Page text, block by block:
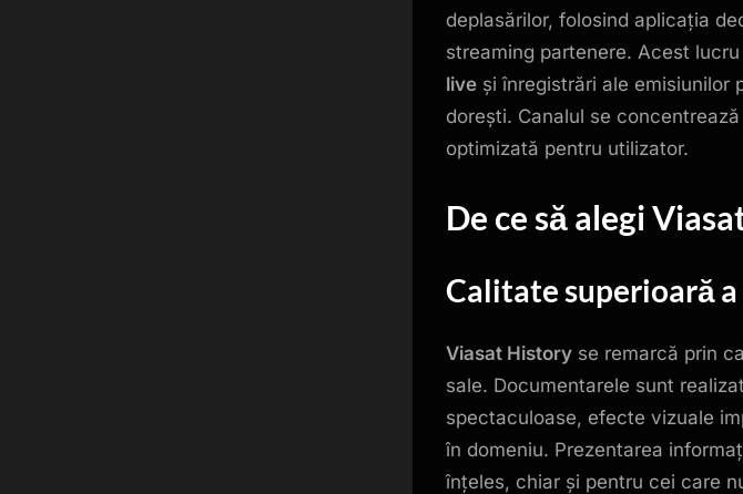
deplasărilor, folosind aplicația
streaming partenere. Acest
live și înregistrări ale emisiunilor
dorești. Canalul se
optimizată pentru utilizator.
De ce să alegi
Calitate superioară
Viasat History se remarcă prin
sale. Documentarele sunt
spectaculoase, efecte vizuale
în domeniu. Prezentarea
înțeles, chiar și pentru cei care